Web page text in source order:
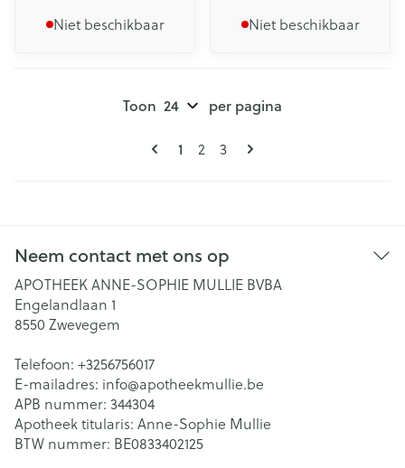
Niet beschikbaar Niet beschikbaar
Pagina's
U lees momenteel pagina
1 Pagina
2 Pagina
3
Toon per pagina
Neem contact met ons op
APOTHEEK ANNE-SOPHIE MULLIE BVBA
Engelandlaan 1
8550 Zwevegem
Telefoon: +3256756017
E-mailadres: info@apotheekmullie.be
APB nummer: 344304
Apotheek titularis: Anne-Sophie Mullie
BTW nummer: BE0833402125